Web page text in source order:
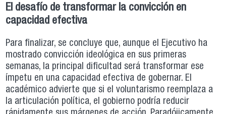
El desafío de transformar la convicción en
capacidad efectiva
Para finalizar, se concluye que, aunque el Ejecutivo ha
mostrado convicción ideológica en sus primeras
semanas, la principal dificultad será transformar ese
ímpetu en una capacidad efectiva de gobernar. El
académico advierte que si el voluntarismo reemplaza a
la articulación política, el gobierno podría reducir